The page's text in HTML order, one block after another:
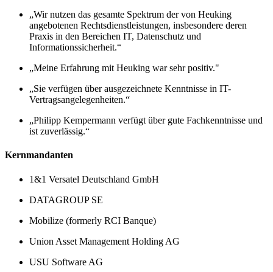
„Wir nutzen das gesamte Spektrum der von Heuking
angebotenen Rechtsdienstleistungen, insbesondere deren
Praxis in den Bereichen IT, Datenschutz und
Informationssicherheit.“
„Meine Erfahrung mit Heuking war sehr positiv."
„Sie verfügen über ausgezeichnete Kenntnisse in IT-
Vertragsangelegenheiten.“
„Philipp Kempermann verfügt über gute Fachkenntnisse und
ist zuverlässig.“
Kernmandanten
1&1 Versatel Deutschland GmbH
DATAGROUP SE
Mobilize (formerly RCI Banque)
Union Asset Management Holding AG
USU Software AG